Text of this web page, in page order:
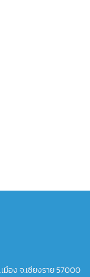
มือง จ.เชียงราย 57000